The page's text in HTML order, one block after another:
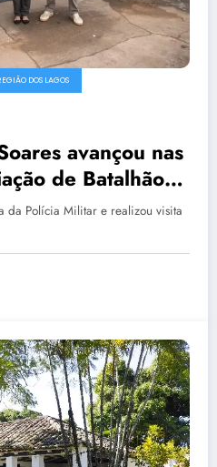
DOS LAGOS
avançou nas
de Batalhão
da Polícia Militar e realizou visita